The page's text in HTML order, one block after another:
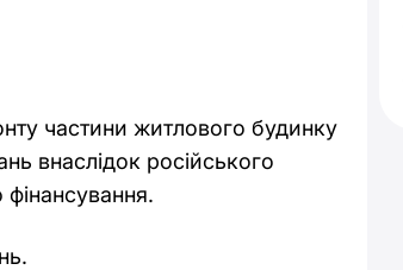
частини житлового будинку
внаслідок російського